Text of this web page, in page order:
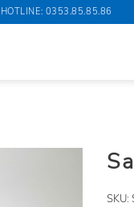
0353.85.85.86
SKU: